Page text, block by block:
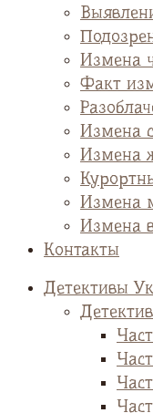
Измена
Факт
Измена
Измена
Измена
Измена
Контакты
Детективы